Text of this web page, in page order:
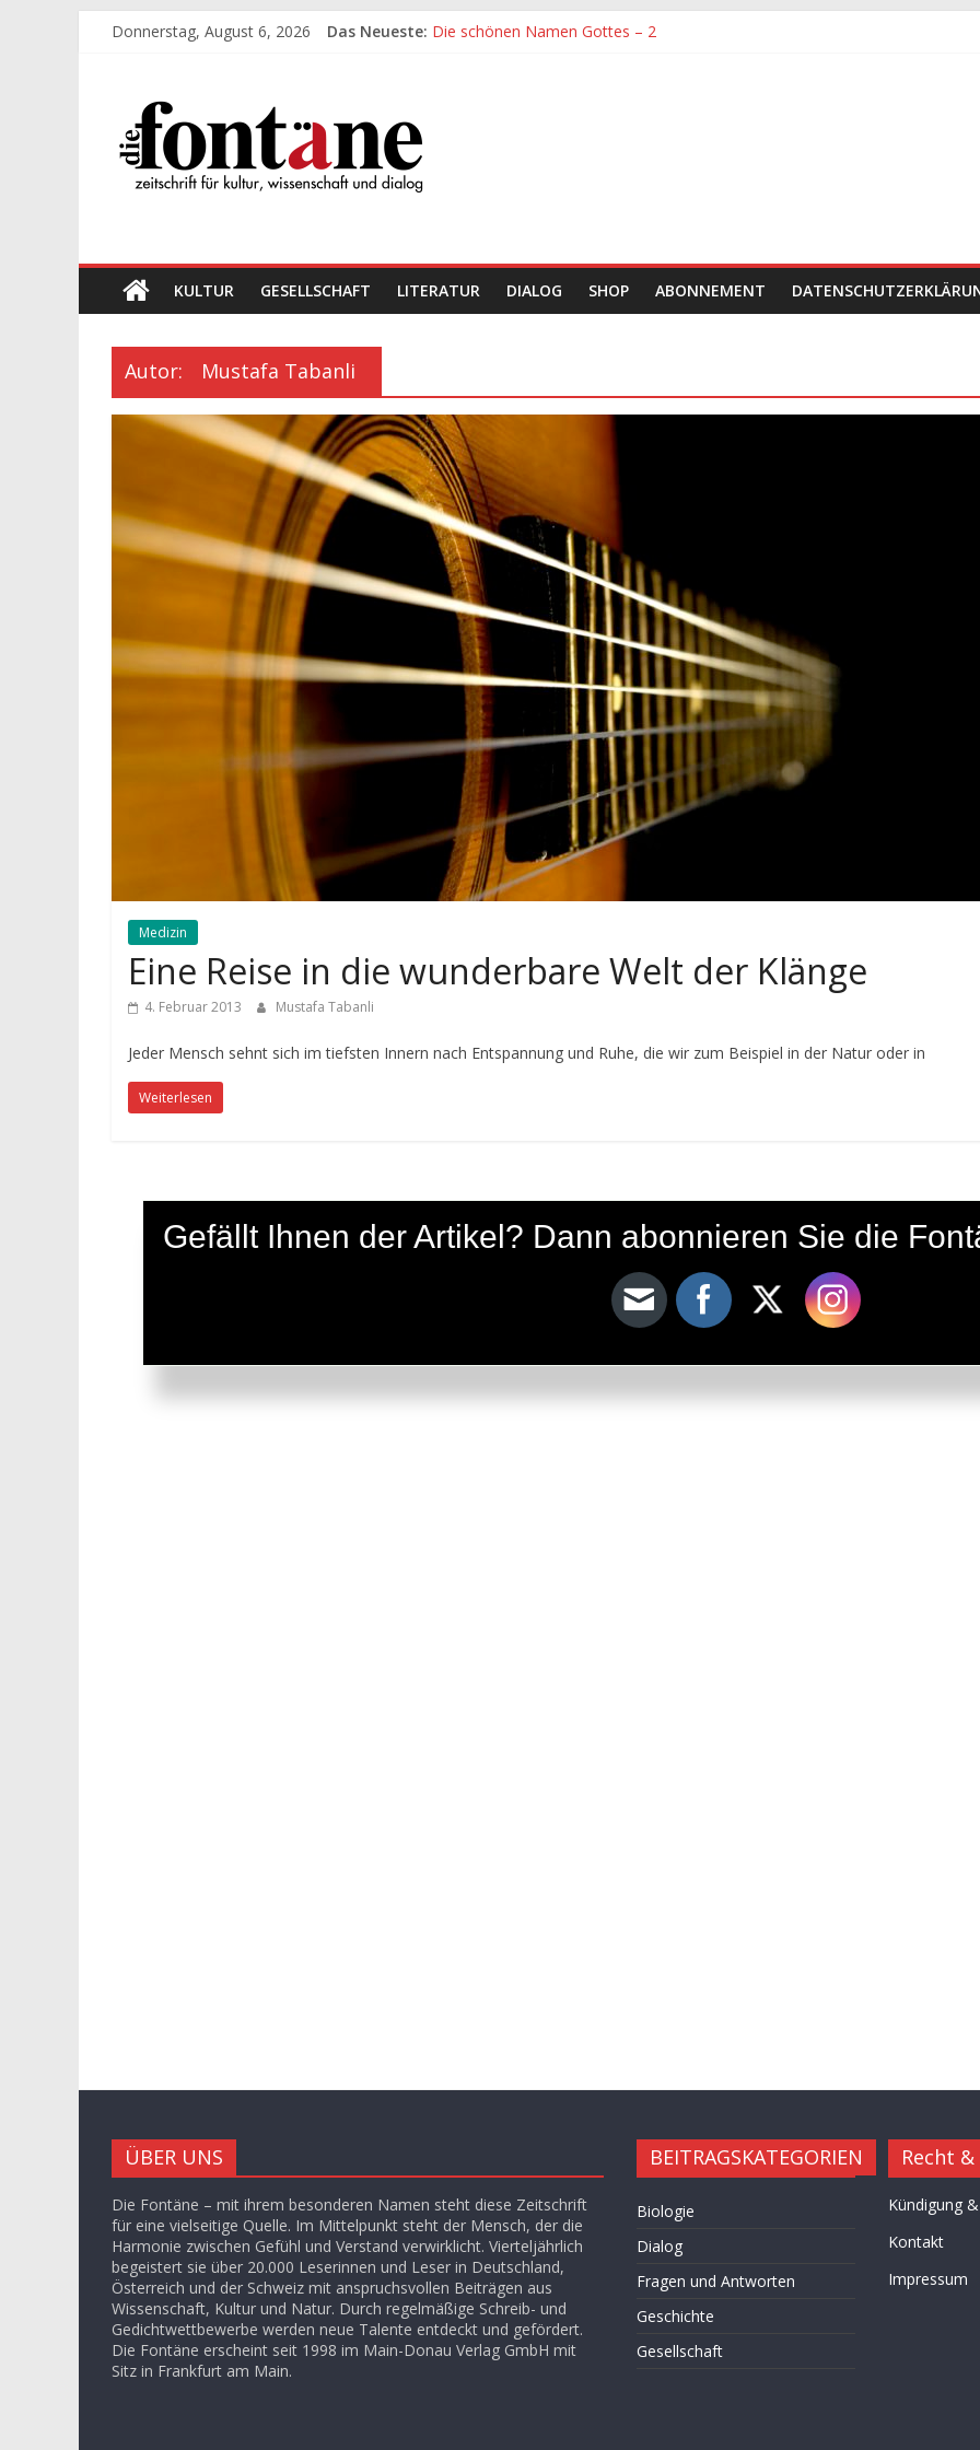
ZumDonnerstag, August 6, 2026 Das Neueste: Die schönen Namen Gottes – 2
Die
Fontäne
kultur,
wissenschaft
und
KULTUR GESELLSCHAFT LITERATUR DIALOG SHOP ABONNEMENT
Autor: Mustafa Tabanli
Medizin
Eine Reise in die wunderbare Welt der Klänge
4. Februar 2013 Mustafa Tabanli
Jeder Mensch sehnt sich im tiefsten Innern nach Entspannung und Ruhe, die wir zum Beispiel in der Natur oder in
Weiterlesen
ÜBER UNS
Die Fontäne – mit ihrem besonderen Namen steht diese Zeitschrift
für eine vielseitige Quelle. Im Mittelpunkt steht der Mensch, der die
Harmonie zwischen Gefühl und Verstand verwirklicht. Vierteljährlich
begeistert sie über 20.000 Leserinnen und Leser in Deutschland,
Österreich und der Schweiz mit anspruchsvollen Beiträgen aus
Wissenschaft, Kultur und Natur. Durch regelmäßige Schreib- und
Gedichtwettbewerbe werden neue Talente entdeckt und gefördert.
Die Fontäne erscheint seit 1998 im Main-Donau Verlag GmbH mit
Sitz in Frankfurt am Main.
BEITRAGSKATEGORIEN
Biologie
Dialog
Fragen und Antworten
Geschichte
Gesellschaft
Recht
Kündigung
Kontakt
Impressum
Gefällt Ihnen der Artikel? Dann abonnieren Sie die